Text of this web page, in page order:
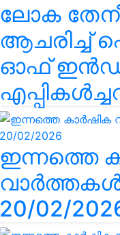
ലോക
ആചരിച്ച്
ഓഫ്
ഇന്നത്തെ
20/02/